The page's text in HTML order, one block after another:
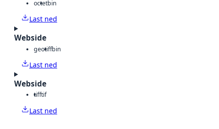
octetbin
Last ned
Webside
geotiffbin
Last ned
Webside
tifftif
Last ned